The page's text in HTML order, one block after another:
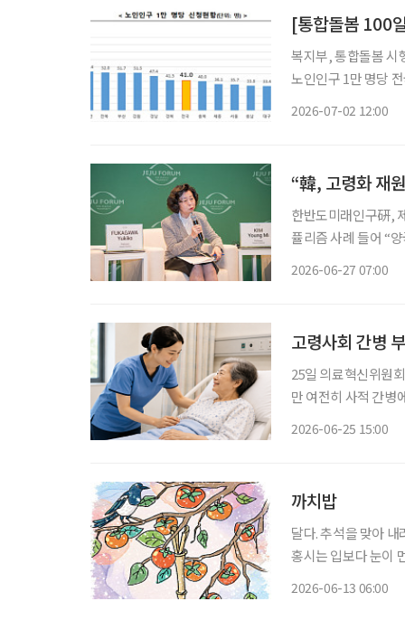
[통합돌봄 100
복지부, 통합돌봄 시
노인인구 1만 명당 전국 평균 41.0
2026-07-02 12:00
한반도미래인구硏, 제2차 미래인구포럼
퓰리즘 사례 들어 “양국 관광객, 유학생 등 ‘관계 인구’ 확대 시 2억 명 수준 팽창 가능” 한국이
2026-06-27 07:00
고령사회 간병
25일 의료혁신위원
만 여전히 사적 간병에
2026-06-25 15:00
까치밥
달다. 추석을 맞아
홍시는 입보다 눈이
2026-06-13 06:00